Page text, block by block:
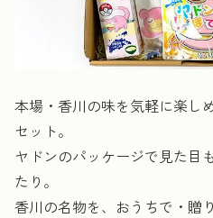
本場・香川の味を気軽に楽し
セット。
ヤドンのパッケージで見た目
たり。
香川の名物を、おうちで・贈